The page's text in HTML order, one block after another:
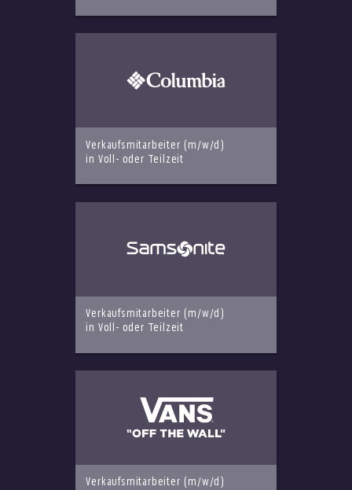
Verkaufsmitarbeiter (m/w/d)
in Voll- oder Teilzeit
Verkaufsmitarbeiter (m/w/d)
in Voll- oder Teilzeit
Verkaufsmitarbeiter (m/w/d)